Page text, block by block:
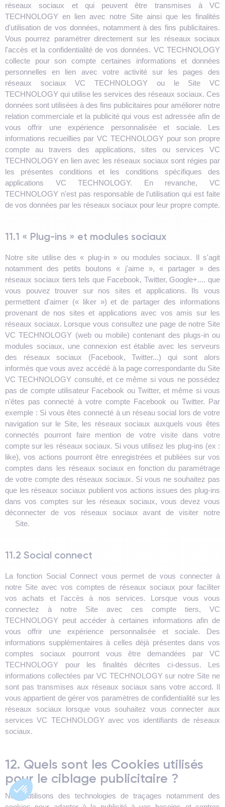
réseaux sociaux et qui peuvent être transmises à VC
TECHNOLOGY en lien avec notre Site ainsi que les finalités
d'utilisation de vos données, notamment à des fins publicitaires.
Vous pourrez paramétrer directement sur les réseaux sociaux
l'accès et la confidentialité de vos données. VC TECHNOLOGY
collecte pour son compte certaines informations et données
personnelles en lien avec votre activité sur les pages des
réseaux sociaux VC TECHNOLOGY ou le Site VC
TECHNOLOGY qui utilise les services des réseaux sociaux. Ces
données sont utilisées à des fins publicitaires pour améliorer notre
relation commerciale et la publicité qui vous est adressée afin de
vous offrir une expérience personnalisée et sociale. Les
informations recueillies par VC TECHNOLOGY pour son propre
compte au travers des applications, sites ou services VC
TECHNOLOGY en lien avec les réseaux sociaux sont régies par
les présentes conditions et les conditions spécifiques des
applications VC TECHNOLOGY. En revanche, VC
TECHNOLOGY n'est pas responsable de l'utilisation qui est faite
de vos données par les réseaux sociaux pour leur propre compte.
11.1 « Plug-ins » et modules sociaux
Notre site utilise des « plug-in » ou modules sociaux. Il s'agit
notamment des petits boutons « j'aime », « partager » des
réseaux sociaux tiers tels que Facebook, Twitter, Google+.... que
vous pouvez trouver sur nos sites et applications. Ils vous
permettent d'aimer (« liker ») et de partager des informations
provenant de nos sites et applications avec vos amis sur les
réseaux sociaux. Lorsque vous consultez une page de notre Site
VC TECHNOLOGY (web ou mobile) contenant des plugs-in ou
modules sociaux, une connexion est établie avec les serveurs
des réseaux sociaux (Facebook, Twitter...) qui sont alors
informés que vous avez accédé à la page correspondante du Site
VC TECHNOLOGY consulté, et ce même si vous ne possédez
pas de compte utilisateur Facebook ou Twitter, et même si vous
n'êtes pas connecté à votre compte Facebook ou Twitter. Par
exemple : Si vous êtes connecté à un réseau social lors de votre
navigation sur le Site, les réseaux sociaux auxquels vous êtes
connectés pourront faire mention de votre visite dans votre
compte sur les réseaux sociaux. Si vous utilisez les plug-ins (ex :
like), vos actions pourront être enregistrées et publiées sur vos
comptes dans les réseaux sociaux en fonction du paramétrage
de votre compte des réseaux sociaux. Si vous ne souhaitez pas
que les réseaux sociaux publient vos actions issues des plug-ins
dans vos comptes sur les réseaux sociaux, vous devez vous
déconnecter de vos réseaux sociaux avant de visiter notre
Site.
11.2 Social connect
La fonction Social Connect vous permet de vous connecter à
notre Site avec vos comptes de réseaux sociaux pour faciliter
vos achats et l'accès à nos services. Lorsque vous vous
connectez à notre Site avec ces compte tiers, VC
TECHNOLOGY peut accéder à certaines informations afin de
vous offrir une expérience personnalisée et sociale. Des
informations supplémentaires à celles déjà présentes dans vos
comptes sociaux pourront vous être demandées par VC
TECHNOLOGY pour les finalités décrites ci-dessus. Les
informations collectées par VC TECHNOLOGY sur notre Site ne
sont pas transmises aux réseaux sociaux sans votre accord. Il
vous appartient de gérer vos paramètres de confidentialité sur les
réseaux sociaux lorsque vous souhaitez vous connecter aux
services VC TECHNOLOGY avec vos identifiants de réseaux
sociaux.
12. Quels sont les Cookies utilisés
pour le ciblage publicitaire ?
Nous utilisons des technologies de traçages notamment des